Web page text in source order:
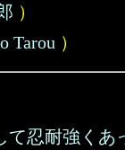
）
Tarou ）
て忍耐強くあ